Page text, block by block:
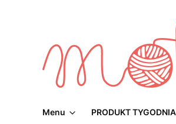
Menu PRODUKT